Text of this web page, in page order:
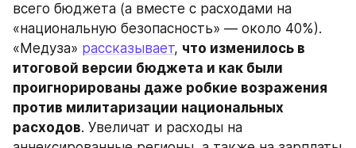
всего бюджета (а вместе с расходами на
«национальную безопасность» — около 40%).
«Медуза» рассказывает, что изменилось в
итоговой версии бюджета и как были
проигнорированы даже робкие возражения
против милитаризации национальных
расходов. Увеличат и расходы на